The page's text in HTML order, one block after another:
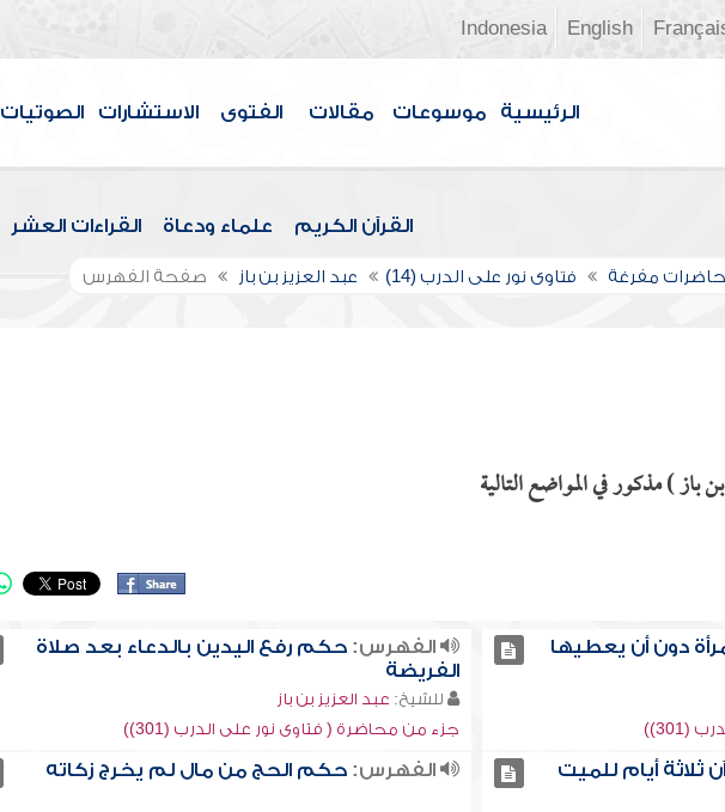
English
Indonesia
الرئيسية موسوعات مقالات الفتوى الاستشارات الصوتيات
القرآن الكريم علماء ودعاة القراءات العشر
مفرغة فتاوى نور على الدرب (14) عبد العزيز بن باز صفحة الفهرس
باز ) مذكور في المواضع التالية
دون أن يعطيها
الفهرس: حكم رفع اليدين بالدعاء بعد صلاة
الفريضة
للشيخ: عبد العزيز بن باز
جزء من محاضرة ( فتاوى نور على الدرب (301))
ثلاثة أيام للميت
الفهرس: حكم الحج من مال لم يخرج زكاته